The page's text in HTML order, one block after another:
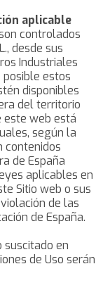
aplicable
controlados
desde sus
Industriales
posible estos
disponibles
del territorio
este web está
según la
contenidos
de España
aplicables en
Sitio web o sus
de las
de España.
en
de Uso serán